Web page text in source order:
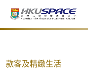
Main
款客及精緻生活